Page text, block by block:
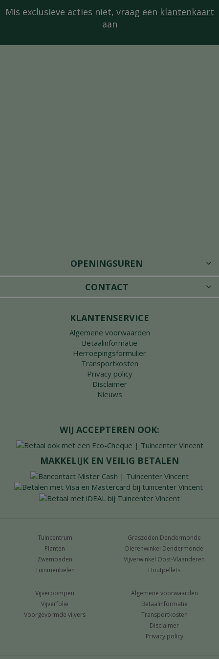
Mis exclusieve acties niet, vraag een klantenkaart
aan
OPENINGSUREN
CONTACT
KLANTENSERVICE
Algemene voorwaarden
Betaalinformatie
Herroepingsformulier
Transportkosten
Privacy policy
Disclaimer
Nieuws
WIJ ACCEPTEREN OOK:
MAKKELIJK EN VEILIG BETALEN
Tuincentrum
Planten
Zwembaden
Tuinmeubelen
Graszoden Dendermonde
Dierenwinkel Dendermonde
Vijverwinkel Oost-Vlaanderen
Houtpellets
Vijverpompen
Vijverfolie
Voorgevormde vijvers
Algemene voorwaarden
Betaalinformatie
Transportkosten
Disclaimer
Privacy policy